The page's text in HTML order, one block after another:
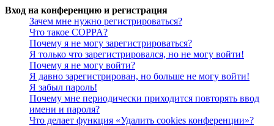
Вход на конференцию и регистрация
Зачем мне нужно регистрироваться?
Что такое COPPA?
Почему я не могу зарегистрироваться?
Я только что зарегистрировался, но не могу войти!
Почему я не могу войти?
Я давно зарегистрирован, но больше не могу войти!
Я забыл пароль!
Почему мне периодически приходится повторять ввод
имени и пароля?
Что делает функция «Удалить cookies конференции»?